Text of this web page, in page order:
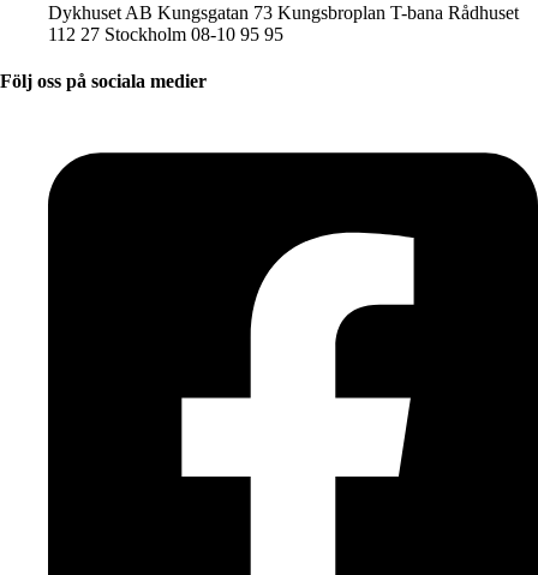
Dykhuset AB Kungsgatan 73 Kungsbroplan T-bana Rådhuset
112 27 Stockholm 08-10 95 95
Följ oss på sociala medier